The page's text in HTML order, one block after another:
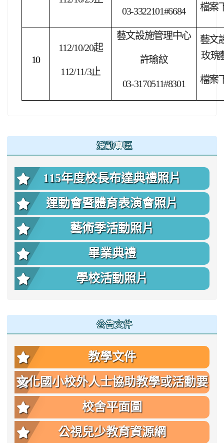
03-3322101#6684 檔案
10
112/10/20起
112/11/3止
藝文設施管理中心
許瑜紋
03-3170511#8301
藝文
玫瑰
檔案
活動專區
115年度校長布達典禮照片
運動會暨體育表演會照片
藝術季活動照片
畢業典禮
學校活動照片
公告文件
教學文件
文化國小校外人士協助教學或活動要
點
校舍平面圖
公視兒少教育資源網